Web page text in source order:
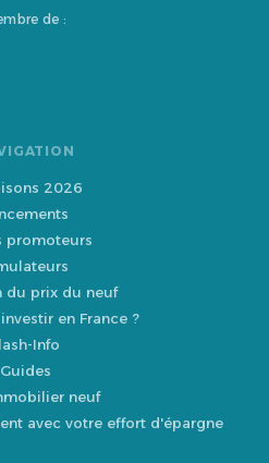
de :
2026
promoteurs
du prix du neuf
en France ?
Info
Guides
neuf
avec votre effort d'épargne